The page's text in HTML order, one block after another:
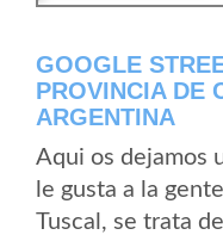
GOOGLE
PROVINCIA DE
ARGENTINA
Aqui os dejamos
le gusta a la
Tuscal, se trata